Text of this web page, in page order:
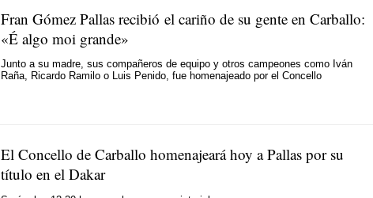
Fran Gómez Pallas recibió el cariño de su gente en Carballo:
«É algo moi grande»
Junto a su madre, sus compañeros de equipo y otros campeones como Iván
Raña, Ricardo Ramilo o Luis Penido, fue homenajeado por el Concello
El Concello de Carballo homenajeará hoy a Pallas por su
título en el Dakar